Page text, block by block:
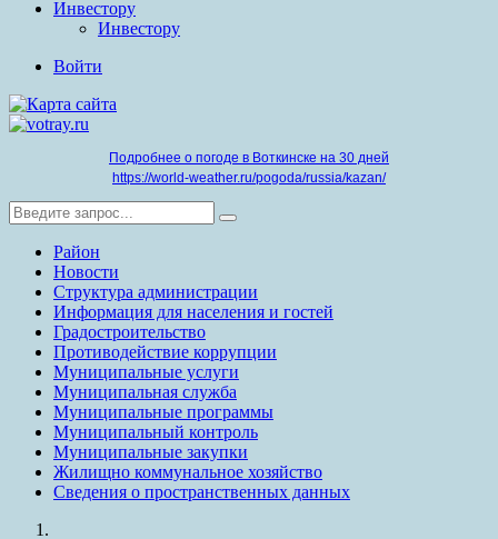
Инвестору
Инвестору
Войти
Подробнее о погоде в Воткинске на 30 дней
https://world-weather.ru/pogoda/russia/kazan/
Район
Новости
Структура администрации
Информация для населения и гостей
Градостроительство
Противодействие коррупции
Муниципальные услуги
Муниципальная служба
Муниципальные программы
Муниципальный контроль
Муниципальные закупки
Жилищно коммунальное хозяйство
Сведения о пространственных данных